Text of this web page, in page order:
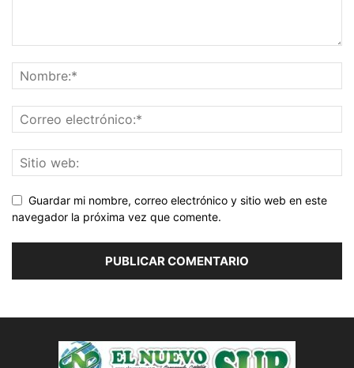
Guardar mi nombre, correo electrónico y sitio web en este
navegador la próxima vez que comente.